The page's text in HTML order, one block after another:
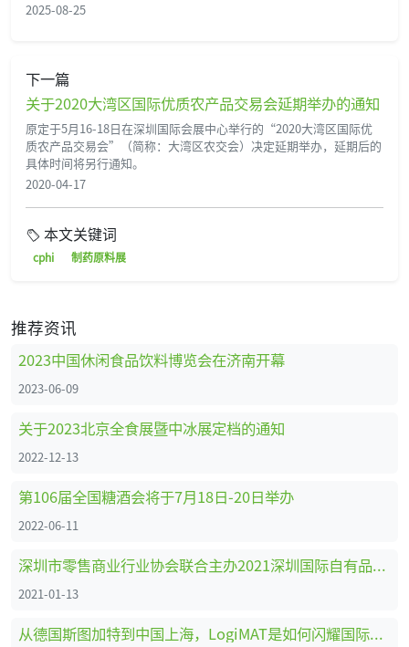
2025-08-25
下一篇
关于2020大湾区国际优质农产品交易会延期举办的通知
原定于5月16-18日在深圳国际会展中心举行的“2020大湾区国际优
质农产品交易会”（简称：大湾区农交会）决定延期举办，延期后的
具体时间将另行通知。
2020-04-17
本文关键词
cphi 制药原料展
推荐资讯
2023中国休闲食品饮料博览会在济南开幕
2023-06-09
关于2023北京全食展暨中冰展定档的通知
2022-12-13
第106届全国糖酒会将于7月18日-20日举办
2022-06-11
深圳市零售商业行业协会联合主办2021深圳国际自有品牌展
2021-01-13
从德国斯图加特到中国上海，LogiMAT是如何闪耀国际舞台的